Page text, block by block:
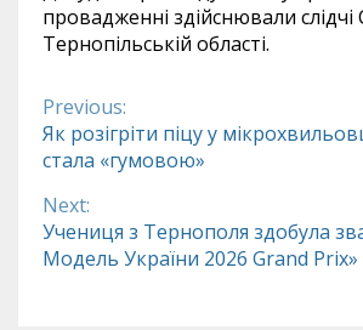
провадженні здійснювали
Тернопільській області.
Continue
Reading
Previous:
Як розігріти піцу у
стала «гумовою»
Next:
Учениця з Тернополя здобула
Модель України 2026 Grand Prix»